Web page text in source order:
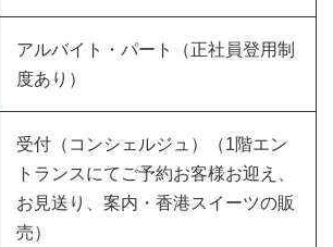
アルバイト・パート（正社員登用制
度あり）
受付（コンシェルジュ）（1階エン
トランスにてご予約お客様お迎え、
お見送り、案内・香港スイーツの販
売）